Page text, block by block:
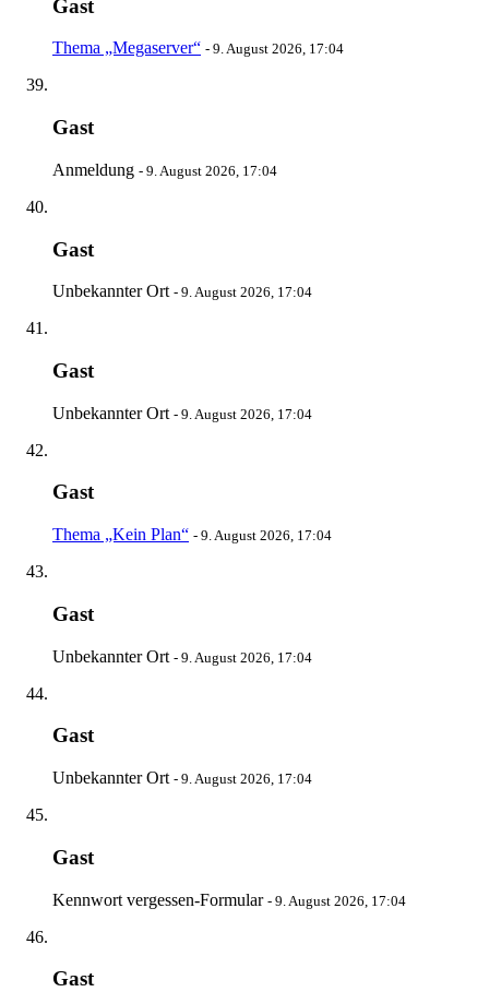
Gast
Thema „Megaserver“ - 9. August 2026, 17:04
Gast
Anmeldung - 9. August 2026, 17:04
Gast
Unbekannter Ort - 9. August 2026, 17:04
Gast
Unbekannter Ort - 9. August 2026, 17:04
Gast
Thema „Kein Plan“ - 9. August 2026, 17:04
Gast
Unbekannter Ort - 9. August 2026, 17:04
Gast
Unbekannter Ort - 9. August 2026, 17:04
Gast
Kennwort vergessen-Formular - 9. August 2026, 17:04
Gast